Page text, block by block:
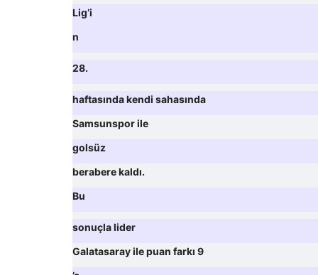
Lig’i
n
28.
haftasında kendi sahasında
Samsunspor ile
golsüz
berabere kaldı.
Bu
sonuçla lider
Galatasaray ile puan farkı 9